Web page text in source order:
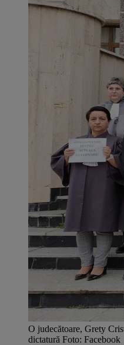
O judecătoare, Grety
dictatură Foto: Facebook